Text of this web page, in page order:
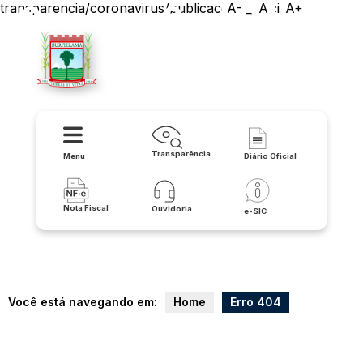
transparencia/coronavirus/publicacoes__oficiais
A- A A+
Menu Transparência Diário Oficial
Nota Fiscal Ouvidoria e-SIC
Você está navegando em: Home Erro 404